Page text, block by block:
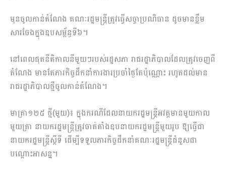
មុនចូលកាន់តំណែង គណៈរដ្ឋមន្ត្រីត្រូវធ្វើសច្ចាប្រណិធាន ដូចមានខ្លឹម
សារចែងក្នុងឧបសម្ព័ន្ធទី៦។
នៅពេលផុតនីតិកាលនីមួយៗរបស់រដ្ឋសភា រាជរដ្ឋាភិបាលដែលត្រូវចេញពី
តំណែង មានតែភារកិច្ចដឹកនាំការងារប្រចាំថ្ងៃតែប៉ុណ្ណោះ រហូតដល់មាន
រាជរដ្ឋាភិបាលថ្មីចូលកាន់តំណែង។
មាត្រា១២៥ ថ្មី(មួយ)៖ ក្នុងករណីដែលនាយករដ្ឋមន្ត្រីអវត្តមានមួយកាល
មួយគ្រា នាយករដ្ឋមន្ត្រីត្រូវចាត់តាំងឧបនាយករដ្ឋមន្ត្រីមួយរូប ឱ្យធ្វើជា
នាយករដ្ឋមន្ត្រីស្ដីទី ដើម្បីទទួលភារកិច្ចដឹកនាំគណៈរដ្ឋមន្ត្រីជំនួសជា
បណ្ដោះអាសន្ន។